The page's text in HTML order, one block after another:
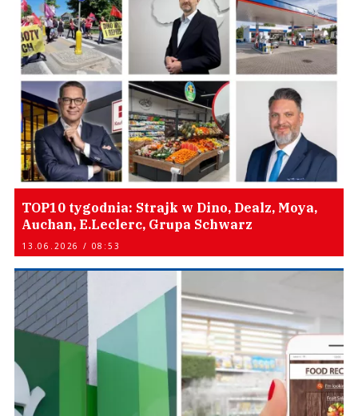
TOP10 tygodnia: Strajk w Dino, Dealz, Moya,
Auchan, E.Leclerc, Grupa Schwarz
13.06.2026 / 08:53